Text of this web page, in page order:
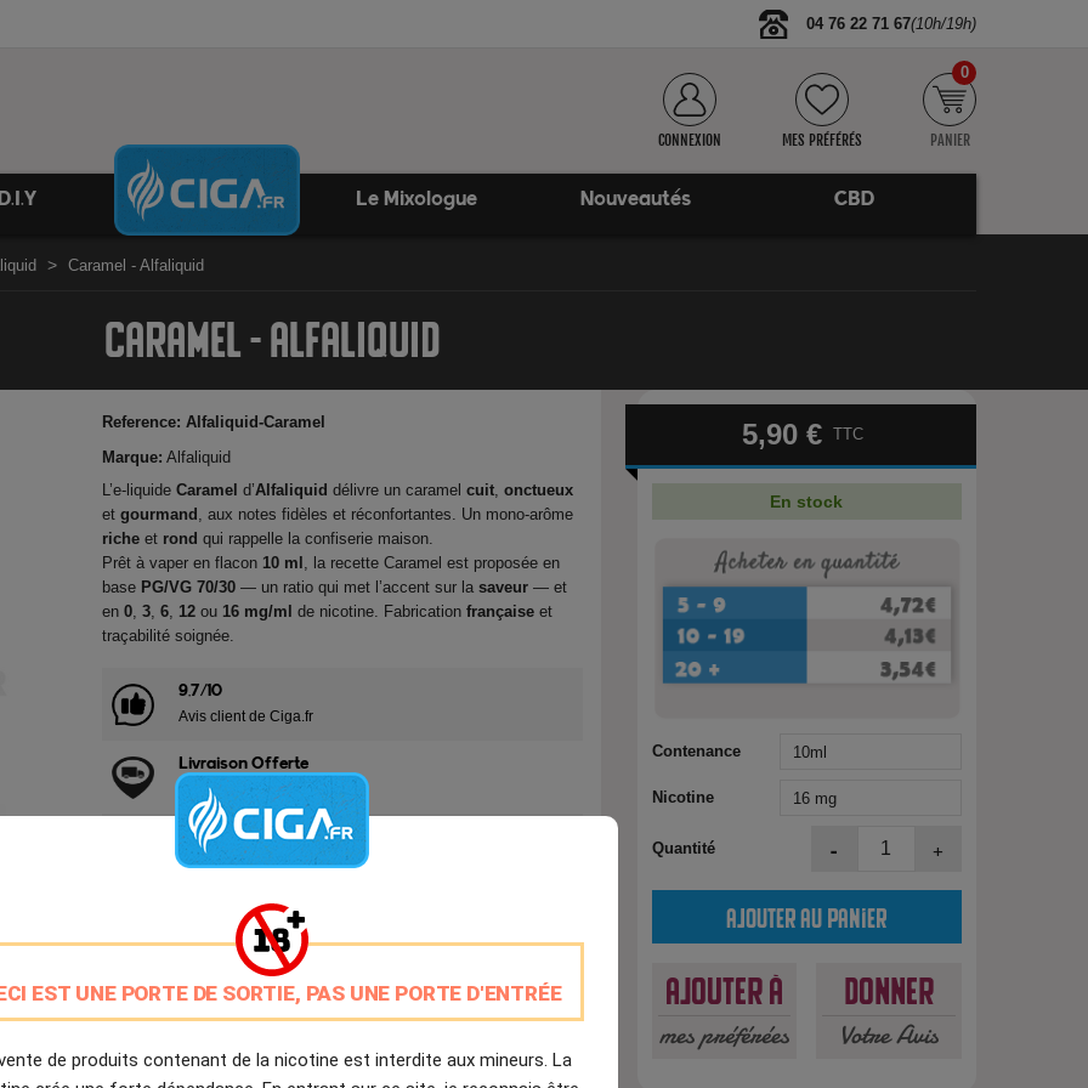
EST UNE PORTE DE SORTIE, PAS UNE PORTE D'ENTRÉE
de produits contenant de la nicotine est interdite aux mineurs. La
04 76 22 71 67(10h/19h)
CONNEXION MES PRÉFÉRÉS PANIER
0
Le Mixologue Nouveautés CBD
Caramel - Alfaliquid
CARAMEL - ALFALIQUID
Reference: Alfaliquid-Caramel
Marque: Alfaliquid
L’e-liquideCaramel d’Alfaliquid délivre un caramelcuit,onctueux
etgourmand , aux notes fidèles et réconfortantes. Un mono-arôme
riche et rond qui rappelle la confiserie maison.
Prêt à vaper en flacon 10 ml , la recette Caramel est proposée en
base PG/VG 70/30 — un ratio qui met l’accent sur lasaveur — et
en0,3,6, 12 ou 16 mg/ml de nicotine. Fabricationfrançaise et
traçabilité soignée.
9.7/10
Avis client de Ciga.fr
Livraison Offerte
à partir de 20€
Expédition Immédiate
Commande passée avant 14h
Partager Tweet Pinterest
5,90 € TTC
En stock
Contenance
Nicotine
Quantité - +
Ajouter au panier
Ajouter à
mes préférées
Donner
Votre Avis